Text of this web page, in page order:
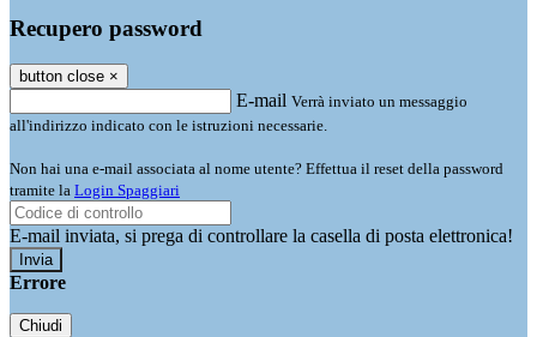
Recupero password
button close ×
E-mail Verrà inviato un messaggio
all'indirizzo indicato con le istruzioni necessarie.
Non hai una e-mail associata al nome utente? Effettua il reset della password
tramite la Login Spaggiari
E-mail inviata, si prega di controllare la casella di posta elettronica!
Errore
Chiudi